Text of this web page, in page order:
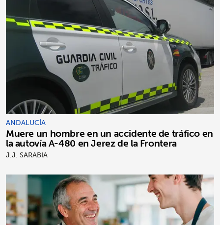
ANDALUCÍA
Muere un hombre en un accidente de tráfico en
la autovía A-480 en Jerez de la Frontera
J.J. SARABIA